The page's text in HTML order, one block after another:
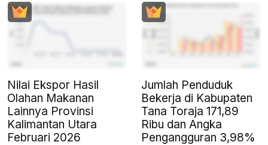
Nilai Ekspor Hasil
Olahan Makanan
Lainnya Provinsi
Kalimantan Utara
Februari 2026
Jumlah Penduduk
Bekerja di Kabupaten
Tana Toraja 171,89
Ribu dan Angka
Pengangguran 3,98%